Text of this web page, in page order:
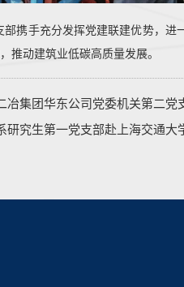
携手充分发挥党建联建优势，
推动建筑业低碳高质量发展。
冶集团华东公司党委机关第二党
究生第一党支部赴上海交通大